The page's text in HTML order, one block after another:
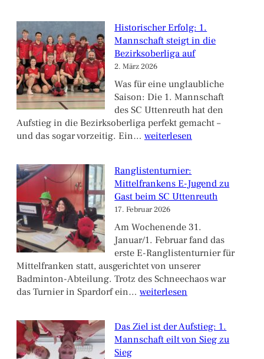
Jetzt
anmelden!
Historischer Erfolg: 1.
Mannschaft steigt in die
Bezirksoberliga auf
2. März 2026
Was für eine unglaubliche
Saison: Die 1. Mannschaft
des SC Uttenreuth hat den
Aufstieg in die Bezirksoberliga perfekt gemacht –
und das sogar vorzeitig. Ein… Historischer
Mannschaft
steigt
in
die
Bezirksoberliga
auf
weiterlesen
Ranglistenturnier:
Mittelfrankens E-Jugend zu
Gast beim SC Uttenreuth
17. Februar 2026
Am Wochenende 31.
Januar/1. Februar fand das
erste E-Ranglistenturnier für
Mittelfranken statt, ausgerichtet von unserer
Badminton-Abteilung. Trotz des Schneechaos war
das Turnier in Spardorf ein… Ranglistenturnier:
Jugend
zu
weiterlesen
Das Ziel ist der Aufstieg: 1.
Mannschaft eilt von Sieg zu
Sieg